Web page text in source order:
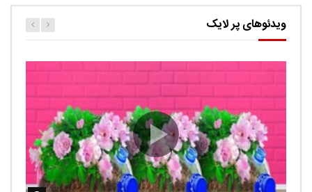
ویدئوهای پر لایک
کارتون اگنس این قسمت ربات ها
حامد 0.9K
Ut facilisis consectetur tristique. Suspendisse porta
imperdiet sem, ut ultricies tortor auctor id. Curabitur quis
lectus sed volutp...